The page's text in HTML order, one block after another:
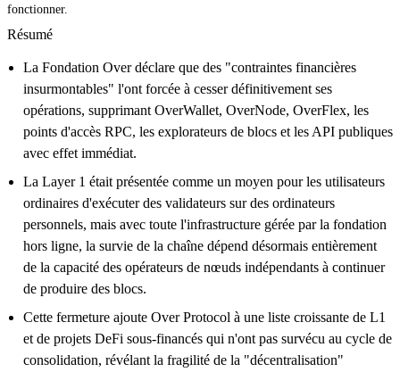
fonctionner.
Résumé
La Fondation Over déclare que des "contraintes financières
insurmontables" l'ont forcée à cesser définitivement ses
opérations, supprimant OverWallet, OverNode, OverFlex, les
points d'accès RPC, les explorateurs de blocs et les API publiques
avec effet immédiat.
La Layer 1 était présentée comme un moyen pour les utilisateurs
ordinaires d'exécuter des validateurs sur des ordinateurs
personnels, mais avec toute l'infrastructure gérée par la fondation
hors ligne, la survie de la chaîne dépend désormais entièrement
de la capacité des opérateurs de nœuds indépendants à continuer
de produire des blocs.
Cette fermeture ajoute Over Protocol à une liste croissante de L1
et de projets DeFi sous-financés qui n'ont pas survécu au cycle de
consolidation, révélant la fragilité de la "décentralisation"